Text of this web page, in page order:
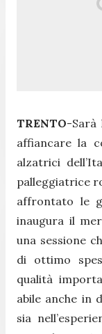
TRENTO-Sarà
affiancare la
alzatrici
palleggiatrice
affrontato le
inaugura il
una sessione
di ottimo
qualità
abile anche in
sia